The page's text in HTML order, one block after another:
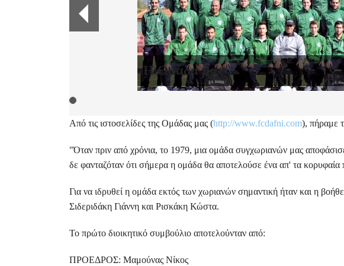
Η Ομάδα μας
Από τις ιστοσελίδες της Ομάδας μας (http://www.fcdafni.com), πήραμε
"Όταν πριν από χρόνια, το 1979, μια ομάδα συγχωριανών μας
δε φανταζόταν ότι σήμερα η ομάδα θα αποτελούσε ένα απ' τα κορυφαία
Για να ιδρυθεί η ομάδα εκτός των χωριανών σημαντική ήταν και η
Σιδεριδάκη Γιάννη και Ρισκάκη Κώστα.
Το πρώτο διοικητικό συμβούλιο αποτελούνταν από:
ΠΡΟΕΔΡΟΣ: Μαμούνας Νίκος